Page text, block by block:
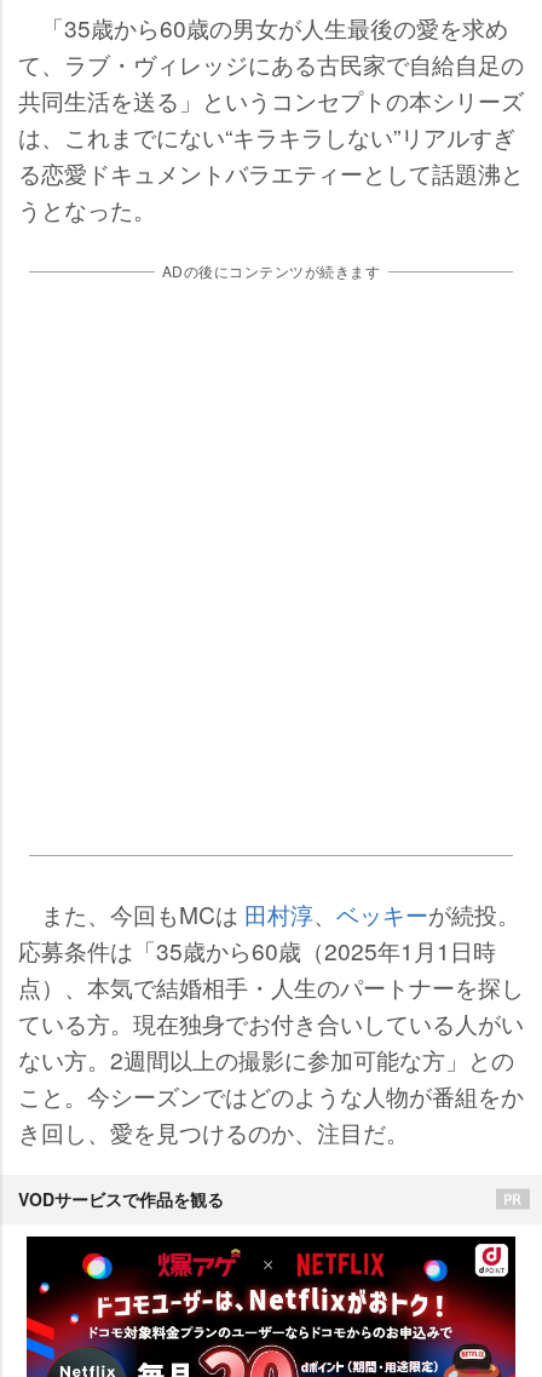
「35歳から60歳の男女が人生最後の愛を求め
て、ラブ・ヴィレッジにある古民家で自給自足の
共同生活を送る」というコンセプトの本シリーズ
は、これまでにない“キラキラしない”リアルすぎ
る恋愛ドキュメントバラエティーとして話題沸と
うとなった。
ADの後にコンテンツが続きます
また、今回もMCは 田村淳、 ベッキーが続投。
応募条件は「35歳から60歳（2025年1月1日時
点）、本気で結婚相手・人生のパートナーを探し
ている方。現在独身でお付き合いしている人がい
ない方。2週間以上の撮影に参加可能な方」との
こと。今シーズンではどのような人物が番組をか
き回し、愛を見つけるのか、注目だ。
VODサービスで作品を観る